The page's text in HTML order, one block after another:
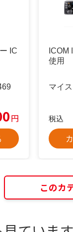
IC
円
ICOM
使用
マイ
税込
このカ